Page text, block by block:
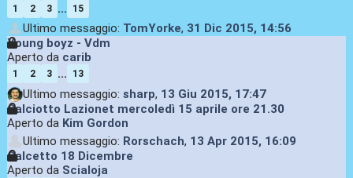
1 2 3 ... 15
Ultimo messaggio: TomYorke, 31 Dic 2015, 14:56
Young boyz - Vdm
Aperto da carib
1 2 3 ... 13
Ultimo messaggio: sharp, 13 Giu 2015, 17:47
Calciotto Lazionet mercoledì 15 aprile ore 21.30
Aperto da Kim Gordon
Ultimo messaggio: Rorschach, 13 Apr 2015, 16:09
Calcetto 18 Dicembre
Aperto da Scialoja